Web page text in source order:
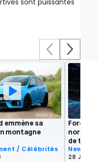
emmène sa
montagne
/ Célébrités
Ford
de travail
News
28 Jan